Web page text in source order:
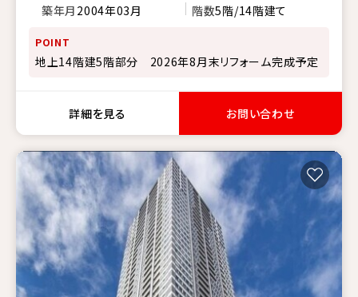
築年月 2004年03月 階数5階/14階建て
POINT
地上14階建5階部分 2026年8月末リフォーム完成予定
詳細を見る お問い合わせ